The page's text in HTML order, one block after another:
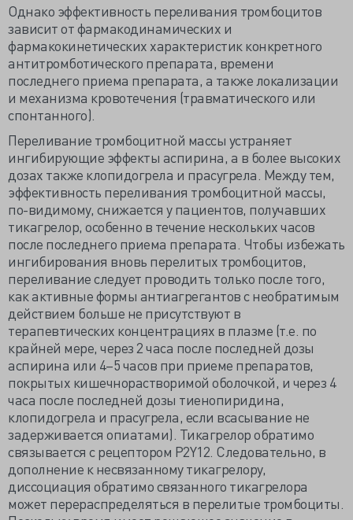
Однако эффективность переливания тромбоцитов
зависит от фармакодинамических и
фармакокинетических характеристик конкретного
антитромботического препарата, времени
последнего приема препарата, а также локализации
и механизма кровотечения (травматического или
спонтанного).
Переливание тромбоцитной массы устраняет
ингибирующие эффекты аспирина, а в более высоких
дозах также клопидогрела и прасугрела. Между тем,
эффективность переливания тромбоцитной массы,
по-видимому, снижается у пациентов, получавших
тикагрелор, особенно в течение нескольких часов
после последнего приема препарата. Чтобы избежать
ингибирования вновь перелитых тромбоцитов,
переливание следует проводить только после того,
как активные формы антиагрегантов с необратимым
действием больше не присутствуют в
терапевтических концентрациях в плазме (т.е. по
крайней мере, через 2 часа после последней дозы
аспирина или 4–5 часов при приеме препаратов,
покрытых кишечнорастворимой оболочкой, и через 4
часа после последней дозы тиенопиридина,
клопидогрела и прасугрела, если всасывание не
задерживается опиатами). Тикагрелор обратимо
связывается с рецептором P2Y12. Следовательно, в
дополнение к несвязанному тикагрелору,
диссоциация обратимо связанного тикагрелора
может перераспределяться в перелитые тромбоциты.